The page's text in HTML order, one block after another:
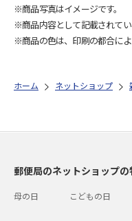
※商品写真はイメージです。
※商品内容として記載されて
※商品の色は、印刷の都合によ
ホーム ネットショップ
郵便局のネットショップ
母の日 こどもの日